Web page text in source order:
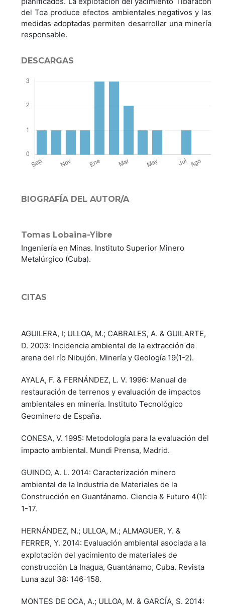
del Toa produce efectos ambientales negativos y las
medidas adoptadas permiten desarrollar una minería
responsable.
DESCARGAS
BIOGRAFÍA DEL AUTOR/A
Tomas Lobaina-Yibre
Ingeniería en Minas. Instituto Superior Minero
Metalúrgico (Cuba).
CITAS
AGUILERA, I; ULLOA, M.; CABRALES, A. & GUILARTE,
D. 2003: Incidencia ambiental de la extracción de
arena del río Nibujón. Minería y Geología 19(1-2).
AYALA, F. & FERNÁNDEZ, L. V. 1996: Manual de
restauración de terrenos y evaluación de impactos
ambientales en minería. Instituto Tecnológico
Geominero de España.
CONESA, V. 1995: Metodología para la evaluación del
impacto ambiental. Mundi Prensa, Madrid.
GUINDO, A. L. 2014: Caracterización minero
ambiental de la Industria de Materiales de la
Construcción en Guantánamo. Ciencia & Futuro 4(1):
1-17.
HERNÁNDEZ, N.; ULLOA, M.; ALMAGUER, Y. &
FERRER, Y. 2014: Evaluación ambiental asociada a la
explotación del yacimiento de materiales de
construcción La Inagua, Guantánamo, Cuba. Revista
Luna azul 38: 146-158.
MONTES DE OCA, A.; ULLOA, M. & GARCÍA, S. 2014: